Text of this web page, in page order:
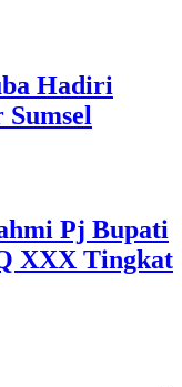
Hadiri
Pj Bupati
XXX Tingkat